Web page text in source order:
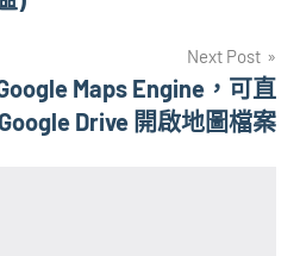
Next Post
Maps Engine，可直
Drive 開啟地圖檔案